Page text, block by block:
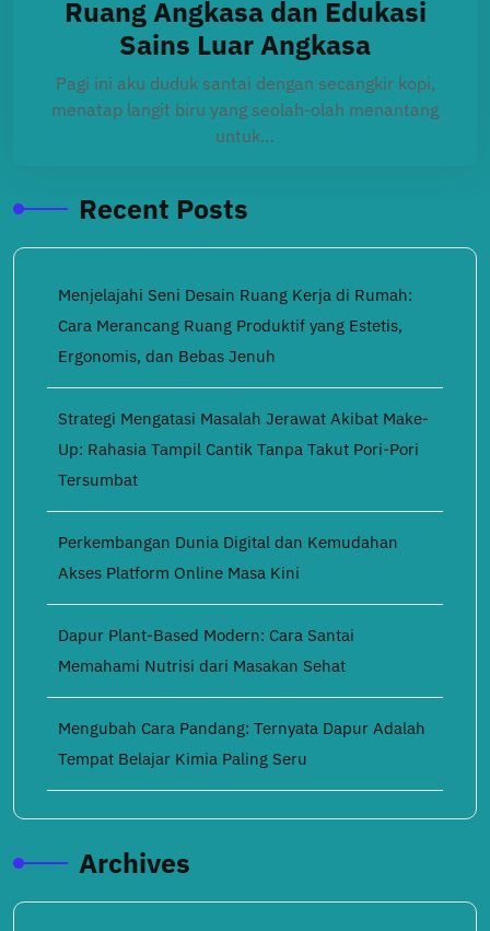
Ruang Angkasa dan Edukasi
Sains Luar Angkasa
Pagi ini aku duduk santai dengan secangkir kopi,
menatap langit biru yang seolah-olah menantang
untuk…
Recent Posts
Menjelajahi Seni Desain Ruang Kerja di Rumah:
Cara Merancang Ruang Produktif yang Estetis,
Ergonomis, dan Bebas Jenuh
Strategi Mengatasi Masalah Jerawat Akibat Make-
Up: Rahasia Tampil Cantik Tanpa Takut Pori-Pori
Tersumbat
Perkembangan Dunia Digital dan Kemudahan
Akses Platform Online Masa Kini
Dapur Plant-Based Modern: Cara Santai
Memahami Nutrisi dari Masakan Sehat
Mengubah Cara Pandang: Ternyata Dapur Adalah
Tempat Belajar Kimia Paling Seru
Archives